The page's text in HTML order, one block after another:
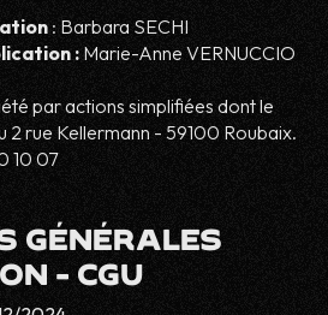
: Barbara SECHI
: Marie-Anne VERNUCCIO
par actions simplifiées dont le
2 rue Kellermann - 59100 Roubaix.
10 07
GÉNÉRALES
- CGU